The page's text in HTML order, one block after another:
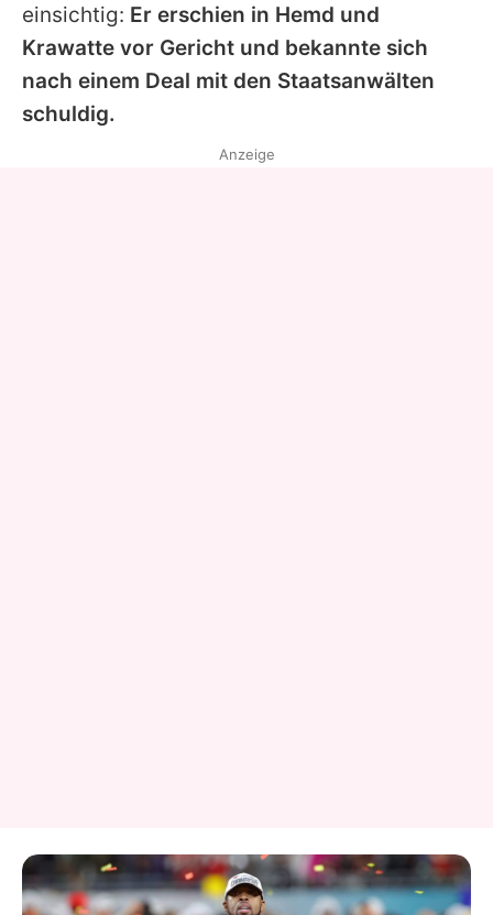
einsichtig: Er erschien in Hemd und
Krawatte vor Gericht und bekannte sich
nach einem Deal mit den Staatsanwälten
schuldig.
Anzeige